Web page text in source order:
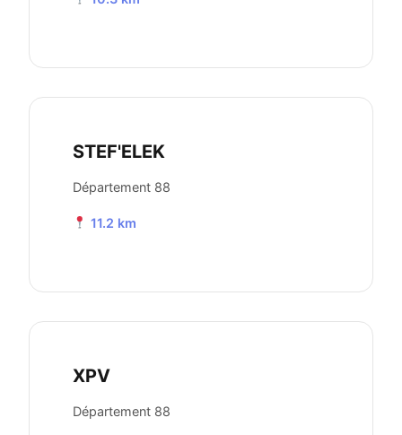
STEF'ELEK
Département 88
11.2 km
XPV
Département 88